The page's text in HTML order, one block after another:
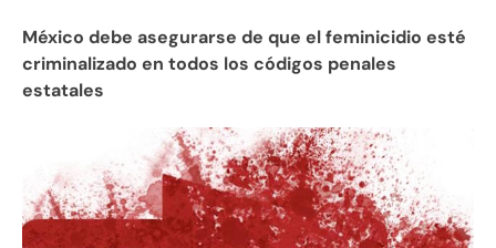
México debe asegurarse de que el feminicidio esté
criminalizado en todos los códigos penales
estatales